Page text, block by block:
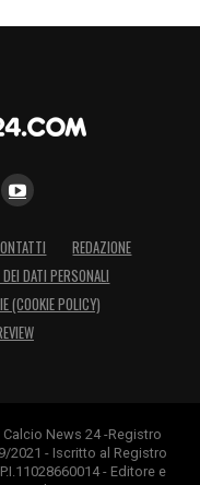
o se
la maglia
della
TOP NEWS
REDAZIONE
DATI PERSONALI
(COOKIE POLICY)
News 24 -Registro
2021 - Iscritto al Registro
- Editore e